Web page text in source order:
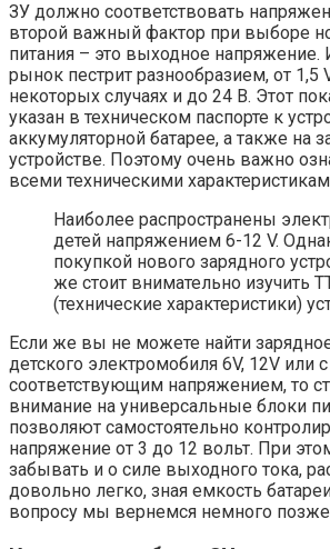
ЗУ должно соответствовать
второй важный фактор при выборе
питания – это выходное напряжение.
рынок пестрит разнообразием, от 1,5
некоторых случаях и до 24 В. Этот
указан в техническом паспорте к
аккумуляторной батарее, а также на
устройстве. Поэтому очень важно
всеми техническими
Наиболее распространены
детей напряжением 6-12 V.
покупкой нового зарядного
же стоит внимательно изучить
(технические характеристики)
Если же вы не можете найти
детского электромобиля 6V, 12V или
соответствующим напряжением, то
внимание на универсальные блоки
позволяют самостоятельно
напряжение от 3 до 12 вольт. При
забывать и о силе выходного тока,
довольно легко, зная емкость
вопросу мы вернемся немного